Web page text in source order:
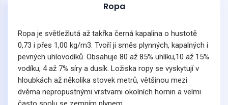
Ropa
Ropa je světležlutá až takřka černá kapalina o hustotě
0,73 i přes 1,00 kg/m3. Tvoří ji směs plynných, kapalných i
pevných uhlovodíků. Obsahuje 80 až 85% uhlíku,10 až 15%
vodíku, 4 až 7% síry a dusík. Ložiska ropy se vyskytují v
hloubkách až několika stovek metrů, většinou mezi
dvěma nepropustnými vrstvami okolních hornin a velmi